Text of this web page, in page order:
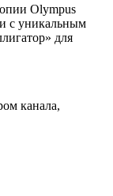
Olympus
с уникальным
для
канала,